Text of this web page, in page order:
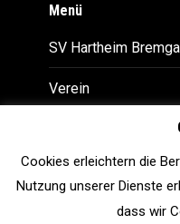
Menü
SV Hartheim
Verein
Impressum
Datenschutz
Cookies erleichtern die
Nutzung unserer Dienste
dass wir